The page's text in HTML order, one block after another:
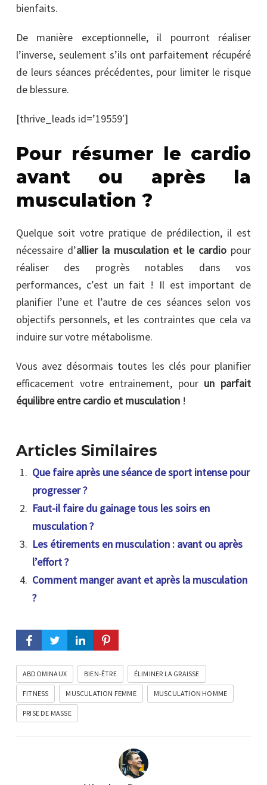
bienfaits.
De manière exceptionnelle, il pourront réaliser
l’inverse, seulement s’ils ont parfaitement récupéré
de leurs séances précédentes, pour limiter le risque
de blessure.
[thrive_leads id=’19559′]
Pour résumer le cardio
avant ou après la
musculation ?
Quelque soit votre pratique de prédilection, il est
nécessaire d’allier la musculation et le cardio pour
réaliser des progrès notables dans vos
performances, c’est un fait ! Il est important de
planifier l’une et l’autre de ces séances selon vos
objectifs personnels, et les contraintes que cela va
induire sur votre métabolisme.
Vous avez désormais toutes les clés pour planifier
efficacement votre entrainement, pour un parfait
équilibre entre cardio et musculation !
Articles Similaires
Que faire après une séance de sport intense pour
progresser ?
Faut-il faire du gainage tous les soirs en
musculation ?
Les étirements en musculation : avant ou après
l’effort ?
Comment manger avant et après la musculation
?
ABDOMINAUX BIEN-ÊTRE ÉLIMINER LA GRAISSE
FITNESS MUSCULATION FEMME MUSCULATION HOMME
PRISE DE MASSE